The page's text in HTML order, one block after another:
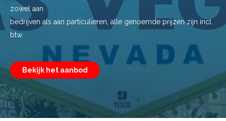
zowel aan
bedrijven als aan particulieren, alle genoemde prijzen zijn incl.
btw.
Bekijk het aanbod